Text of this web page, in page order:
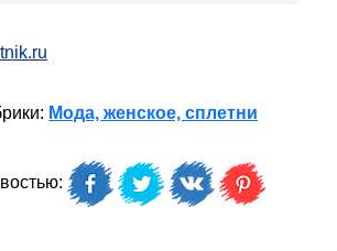
Мода, женское, сплетни